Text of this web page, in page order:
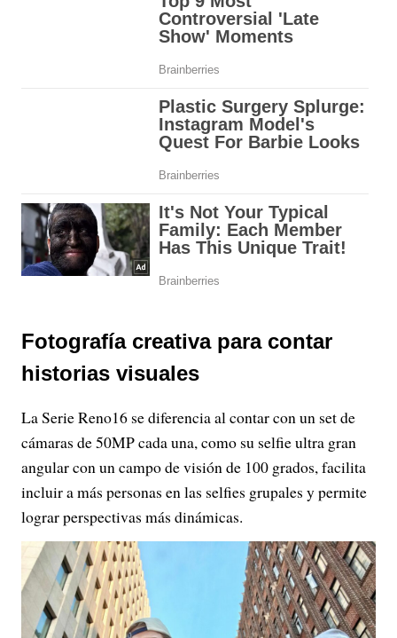
Fotografía creativa para contar
historias visuales
La Serie Reno16 se diferencia al contar con un set de
cámaras de 50MP cada una, como su selfie ultra gran
angular con un campo de visión de 100 grados, facilita
incluir a más personas en las selfies grupales y permite
lograr perspectivas más dinámicas.